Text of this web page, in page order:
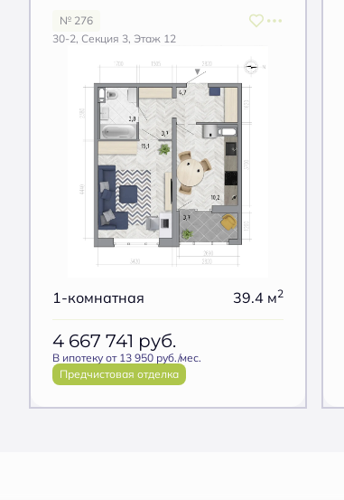
№ 276
30-2, Секция 3, Этаж 12
1-комнатная 39.4 м2
4 667 741 руб.
В ипотеку от 13 950 руб./мес.
Предчистовая отделка